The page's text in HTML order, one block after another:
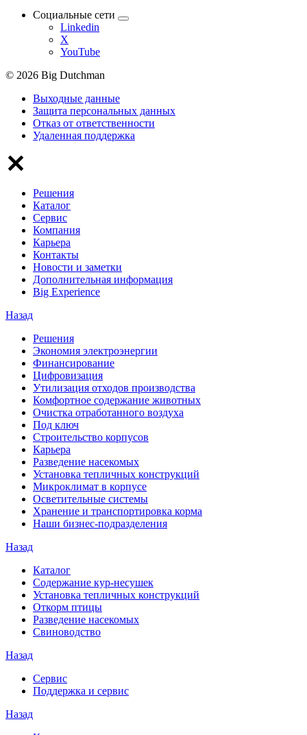
Социальные сети
Linkedin
X
YouTube
© 2026 Big Dutchman
Выходные данные
Защита персональных данных
Отказ от ответственности
Удаленная поддержка
Решения
Каталог
Сервис
Компания
Карьера
Контакты
Новости и заметки
Дополнительная информация
Big Experience
Назад
Решения
Экономия электроэнергии
Финансирование
Цифровизация
Утилизация отходов производства
Комфортное содержание животных
Очистка отработанного воздуха
Под ключ
Строительство корпусов
Карьера
Разведение насекомых
Установка тепличных конструкций
Микроклимат в корпусе
Осветительные системы
Хранение и транспортировка корма
Наши бизнес-подразделения
Назад
Каталог
Содержание кур-несушек
Установка тепличных конструкций
Откорм птицы
Разведение насекомых
Свиноводство
Назад
Сервис
Поддержка и сервис
Назад